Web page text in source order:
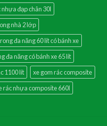
đạp chân 30l
nhà 2 lớp
đa năng 60 lít có bánh xe
đa năng có bánh xe 65 lít
1100 lít
xe gom rác composite
rác nhựa composite 660l